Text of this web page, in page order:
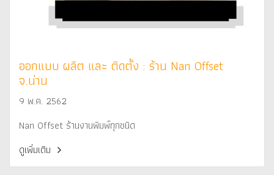
ออกแบบ ผลิต และ ติดตั้ง : ร้าน Nan Offset
จ.น่าน
9 พ.ค. 2562
Nan Offset ร้านงานพิมพ์ทุกชนิด
ดูเพิ่มเติม